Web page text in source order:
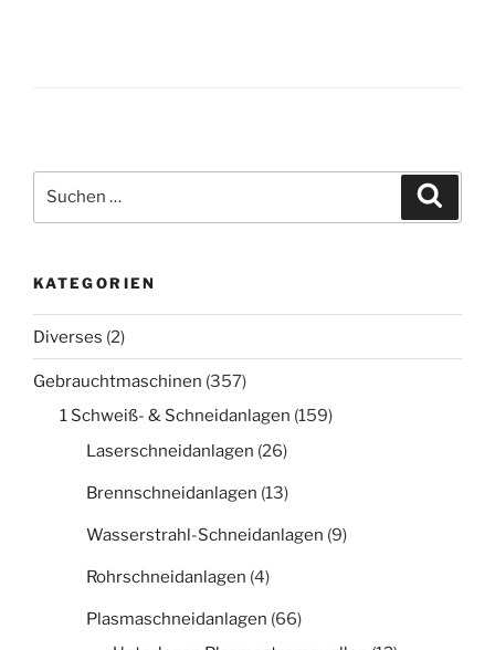
nach:
KATEGORIEN
Diverses (2)
Gebrauchtmaschinen (357)
1 Schweiß- & Schneidanlagen (159)
Laserschneidanlagen (26)
Brennschneidanlagen (13)
Wasserstrahl-Schneidanlagen (9)
Rohrschneidanlagen (4)
Plasmaschneidanlagen (66)